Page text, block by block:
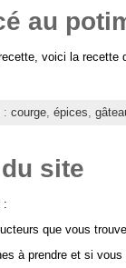
au
voici la recette
: courge, épices,
site
:
que vous
à prendre et si